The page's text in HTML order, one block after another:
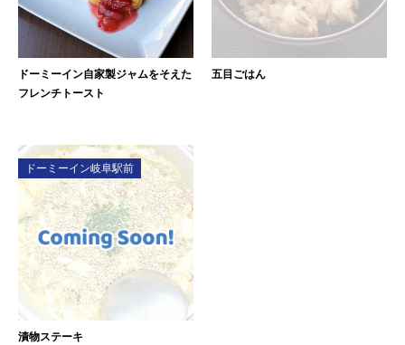
ドーミーイン自家製ジャムをそえた
フレンチトースト
五目ごはん
ドーミーイン岐阜駅前
漬物ステーキ